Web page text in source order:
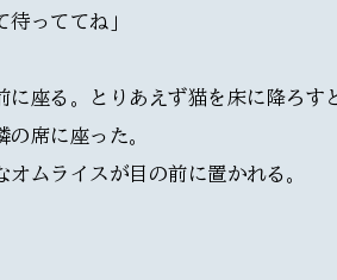
待っててね」
座る。とりあえず猫を床に降ろす
席に座った。
ムライスが目の前に置かれる。